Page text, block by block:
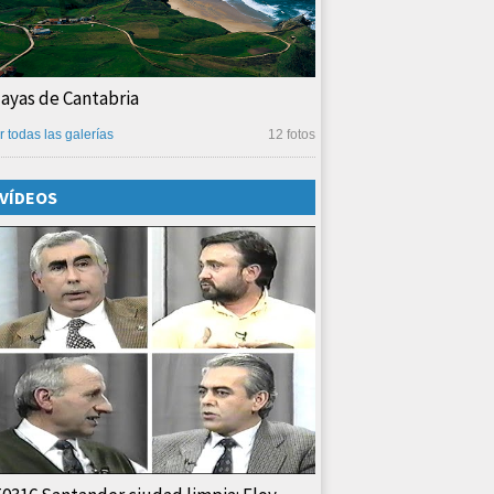
de Cantabria
12 fotos
todas las galerías
VÍDEOS